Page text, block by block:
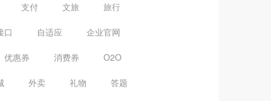
支付 文旅 旅行
口 自适应 企业官网
优惠券 消费券 O2O
外卖 礼物 答题